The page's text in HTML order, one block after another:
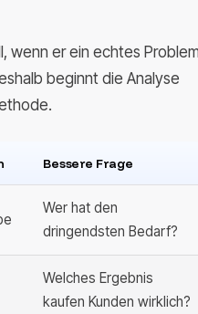
wenn er ein echtes
beginnt die Analyse
Bessere Frage
Wer hat den
dringendsten Bedarf?
Welches Ergebnis
kaufen Kunden wirklich?